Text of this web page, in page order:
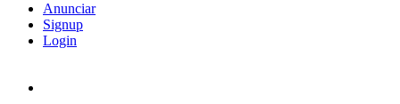
Anunciar
Signup
Login